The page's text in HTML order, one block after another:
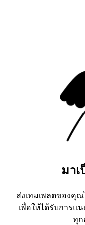
มาเ
ส่งเทมเพลตของคุณ
เพื่อให้ได้รับการแ
ทุก